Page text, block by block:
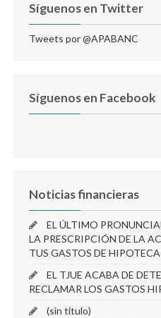
Síguenos en Twitter
Tweets por @APABANC
Síguenos en Facebook
Noticias financieras
EL ÚLTIMO
LA PRESCRIPCIÓN DE LA
TUS GASTOS DE HIPOTECA
EL TJUE ACABA DE
RECLAMAR LOS GASTOS
(sin título)